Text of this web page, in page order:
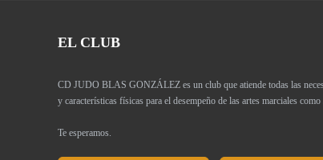
EL CLUB
CD JUDO BLAS GONZÁLEZ es un club que atiende todas las
y características físicas para el desempeño de las artes marciales
Te esperamos.